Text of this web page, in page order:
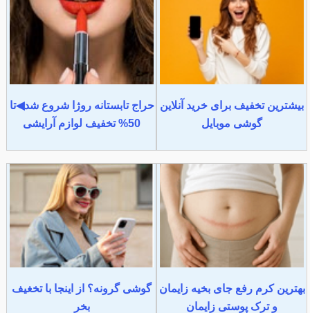
بیشترین تخفیف برای خرید آنلاین
گوشی موبایل
حراج تابستانه روژا شروع شد◀تا
50% تخفیف لوازم آرایشی
بهترین کرم رفع جای بخیه زایمان
و ترک پوستی زایمان
گوشی گرونه؟ از اینجا با تخغیف
بخر